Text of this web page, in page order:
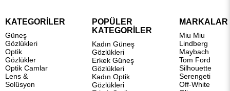
KATEGORİLER
Güneş
Gözlükleri
Optik
Gözlükler
Optik Camlar
Lens &
Solüsyon
POPÜLER
KATEGORİLER
Kadın Güneş
Gözlükleri
Erkek Güneş
Gözlükleri
Kadın Optik
Gözlükleri
MARKALAR
Miu Miu
Lindberg
Maybach
Tom Ford
Silhouette
Serengeti
Off-White